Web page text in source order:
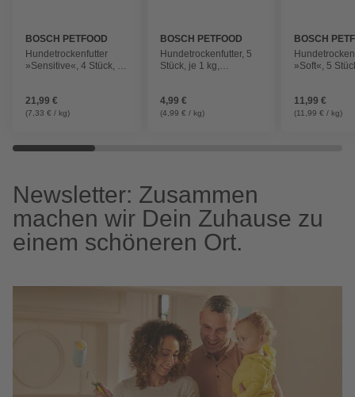
BOSCH PETFOOD
Hundetrockenfutter
»Sensitive«, 4 Stück, je
21,99 €
(7,33 € / kg)
BOSCH PETFOOD
Hundetrockenfutter, 5
Stück, je 1 kg,
4,99 €
(4,99 € / kg)
BOSCH
»Soft«, 5
11,99 €
(11,99 € / kg)
Newsletter: Zusammen
machen wir Dein Zuhause zu
einem schöneren Ort.